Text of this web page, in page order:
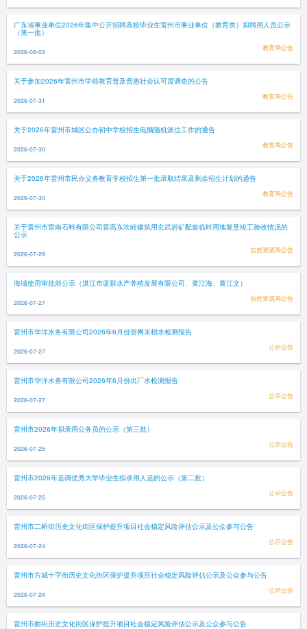
广东省事业单位2026年集中公开招聘高校毕业生雷州市事业单位（教育类）拟聘用人员公示
（第一批）
2026-08-03 教育局公告
关于参加2026年雷州市学前教育普及普惠社会认可度调查的公告
2026-07-31 教育局公告
关于2026年雷州市城区公办初中学校招生电脑随机派位工作的通告
2026-07-30 教育局公告
关于2026年雷州市民办义务教育学校招生第一批录取结果及剩余招生计划的通告
2026-07-30 教育局公告
关于雷州市雷南石料有限公司雷高东坎岭建筑用玄武岩矿配套临时用地复垦竣工验收情况的
公示
2026-07-29 自然资源局公告
海域使用审批前公示（湛江市蓝群水产养殖发展有限公司、黄江海、黄江文）
2026-07-27 自然资源局公告
雷州市华洋水务有限公司2026年6月份管网末梢水检测报告
2026-07-27 公示公告
雷州市华洋水务有限公司2026年6月份出厂水检测报告
2026-07-27 公示公告
雷州市2026年拟录用公务员的公示（第三批）
2026-07-25 公示公告
雷州市2026年选调优秀大学毕业生拟录用人选的公示（第二批）
2026-07-25 公示公告
雷州市二桥街历史文化街区保护提升项目社会稳定风险评估公示及公众参与公告
2026-07-24 公示公告
雷州市方城十字街历史文化街区保护提升项目社会稳定风险评估公示及公众参与公告
2026-07-24 公示公告
雷州市曲街历史文化街区保护提升项目社会稳定风险评估公示及公众参与公告